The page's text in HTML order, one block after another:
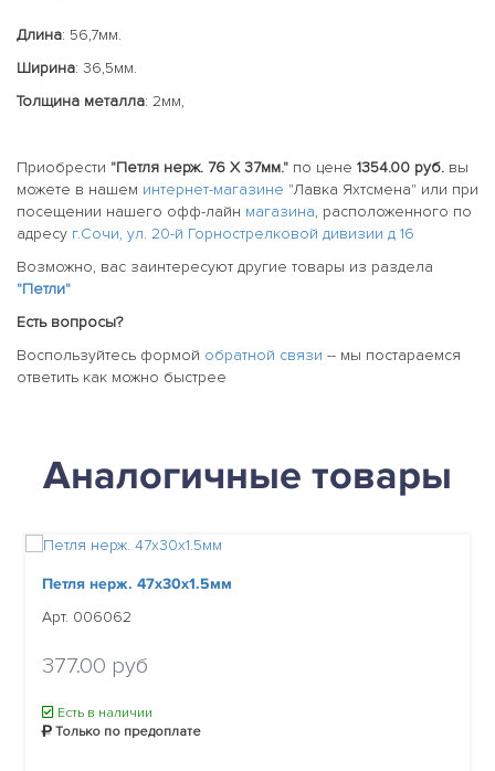
Длина: 56,7мм.
Ширина: 36,5мм.
Толщина металла: 2мм,
Приобрести "Петля нерж. 76 Х 37мм." по цене 1354.00 руб. вы
можете в нашем интернет-магазине "Лавка Яхтсмена" или при
посещении нашего офф-лайн магазина, расположенного по
адресу г.Сочи, ул. 20-й Горнострелковой дивизии д 16
Возможно, вас заинтересуют другие товары из раздела
"Петли"
Есть вопросы?
Воспользуйтесь формой обратной связи -- мы постараемся
ответить как можно быстрее
Аналогичные товары
Петля нерж. 47х30х1.5мм
Арт. 006062
377.00 руб
Есть в наличии
Только по предоплате